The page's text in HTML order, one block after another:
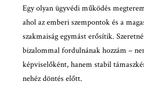
Egy olyan ügyvédi működés
ahol az emberi szempontok és a
szakmaiság egymást erősítik.
bizalommal fordulnának hozzám –
képviselőként, hanem stabil
nehéz döntés előtt.